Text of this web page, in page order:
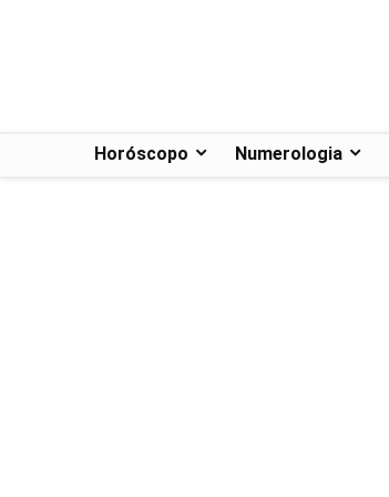
Horóscopo Numerologia